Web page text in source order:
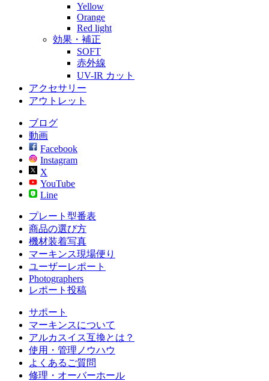
Yellow
Orange
Red light
効果・補正
SOFT
赤外線
UV-IR カット
アクセサリー
アウトレット
ブログ
動画
Facebook
Instagram
X
YouTube
Line
プレート型番表
商品の選び方
機材装着写真
マーキンス現場便り
ユーザーレポート
Photographers
レポート投稿
サポート
マーキンスについて
アルカスイス互換とは？
使用・管理ノウハウ
よくあるご質問
修理・オーバーホール